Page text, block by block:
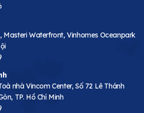
Masteri Waterfront, Vinhomes Oceanpark
nhà Vincom Center, Số 72 Lê Thánh
TP. Hồ Chí Minh